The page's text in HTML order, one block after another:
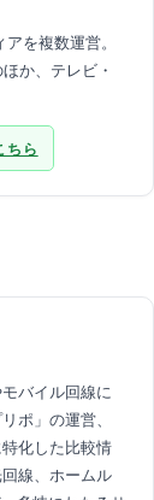
を複数運営。
か、テレビ・
ちら
バイル回線に
ポ」の運営、
化した比較情
線、ホームル